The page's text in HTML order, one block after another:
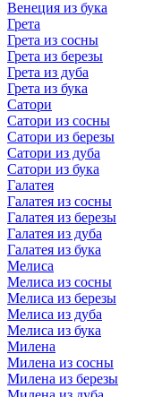
Венеция из бука
Грета
Грета из сосны
Грета из березы
Грета из дуба
Грета из бука
Сатори
Сатори из сосны
Сатори из березы
Сатори из дуба
Сатори из бука
Галатея
Галатея из сосны
Галатея из березы
Галатея из дуба
Галатея из бука
Мелиса
Мелиса из сосны
Мелиса из березы
Мелиса из дуба
Мелиса из бука
Милена
Милена из сосны
Милена из березы